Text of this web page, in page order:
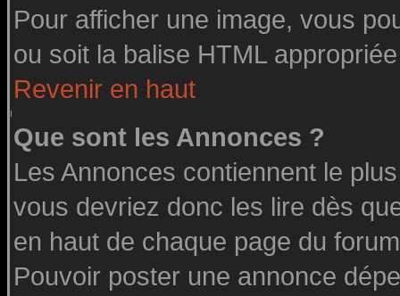
Pour afficher une image, vous
ou soit la balise HTML
Revenir en haut
Que sont les Annonces ?
Les Annonces contiennent le
vous devriez donc les lire dès
en haut de chaque page du
Pouvoir poster une annonce